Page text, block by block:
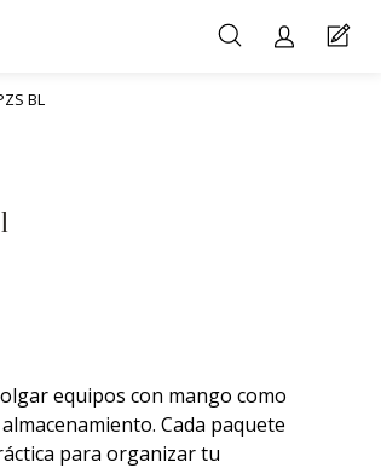
BL
equipos con mango como
Cada paquete
para organizar tu